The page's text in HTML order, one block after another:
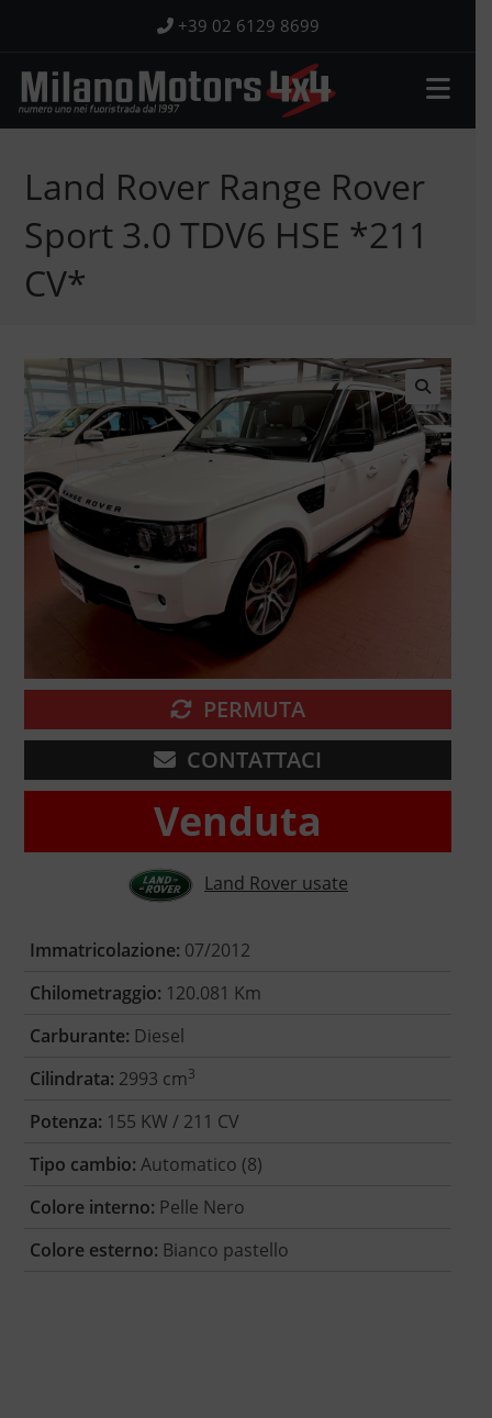
contenuto
+39 02 6129 8699
Land Rover Range Rover
Sport 3.0 TDV6 HSE *211
CV*
🔍
PERMUTA
CONTATTACI
Venduta
Land Rover usate
Immatricolazione: 07/2012
Chilometraggio: 120.081 Km
Carburante: Diesel
Cilindrata: 2993 cm3
Potenza: 155 KW / 211 CV
Tipo cambio: Automatico (8)
Colore interno: Pelle Nero
Colore esterno: Bianco pastello